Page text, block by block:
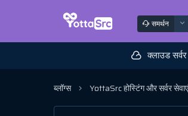
समर्थन
क्लाउड सर्वर
ब्लॉग्स YottaSrc होस्टिंग और सर्वर